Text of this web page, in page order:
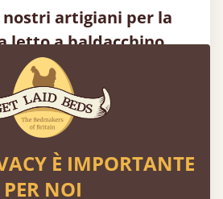
nostri artigiani per la
letto a baldacchino
del soffitto prima di
–Il baldacchino
forte componente
l'altezza del plafone,
lampadari a sospensione o
appartamenti moderni
di 2,70 metri, i
È IMPORTANTE
PER NOI